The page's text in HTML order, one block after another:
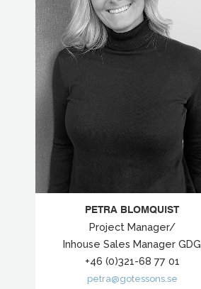
PETRA BLOMQUIST
Project Manager/
Inhouse Sales Manager GDG
+46 (0)321-68 77 01
petra@gotessons.se